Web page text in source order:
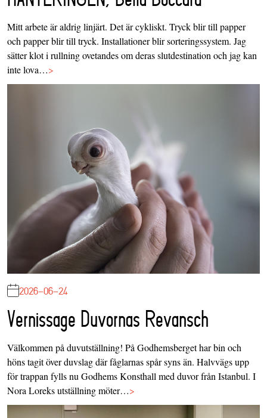
Mitt arbete är aldrig linjärt. Det är cykliskt. Tryck blir till papper
och papper blir till tryck. Installationer blir sorteringssystem. Jag
sätter klot i rullning ovetandes om deras slutdestination och jag kan
inte lova…>
2026-06-24
Vernissage Duvornas Revansch
Välkommen på duvutställning! På Godhemsberget har bin och
höns tagit över duvslag där fåglarnas spår syns än. Halvvägs upp
för trappan fylls nu Godhems Konsthall med duvor från Istanbul. I
Nora Loreks utställning möter…>